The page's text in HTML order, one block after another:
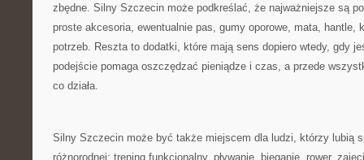
zbędne. Silny Szczecin może podkreślać, że najważniejsze są
proste akcesoria, ewentualnie pas, gumy oporowe, mata, hantle,
potrzeb. Reszta to dodatki, które mają sens dopiero wtedy, gdy
podejście pomaga oszczędzać pieniądze i czas, a przede
co działa.
Silny Szczecin może być także miejscem dla ludzi, którzy lubią
różnorodnej: trening funkcjonalny, pływanie, bieganie, rower,